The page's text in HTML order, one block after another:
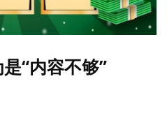
“内容不够”